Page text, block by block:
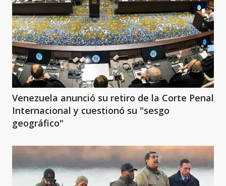
Venezuela anunció su retiro de la Corte Penal
Internacional y cuestionó su "sesgo
geográfico"